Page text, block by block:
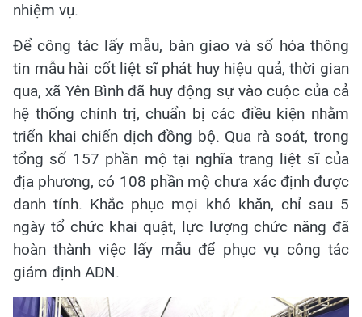
nhiệm vụ.
Để công tác lấy mẫu, bàn giao và số hóa thông
tin mẫu hài cốt liệt sĩ phát huy hiệu quả, thời gian
qua, xã Yên Bình đã huy động sự vào cuộc của cả
hệ thống chính trị, chuẩn bị các điều kiện nhằm
triển khai chiến dịch đồng bộ. Qua rà soát, trong
tổng số 157 phần mộ tại nghĩa trang liệt sĩ của
địa phương, có 108 phần mộ chưa xác định được
danh tính. Khắc phục mọi khó khăn, chỉ sau 5
ngày tổ chức khai quật, lực lượng chức năng đã
hoàn thành việc lấy mẫu để phục vụ công tác
giám định ADN.